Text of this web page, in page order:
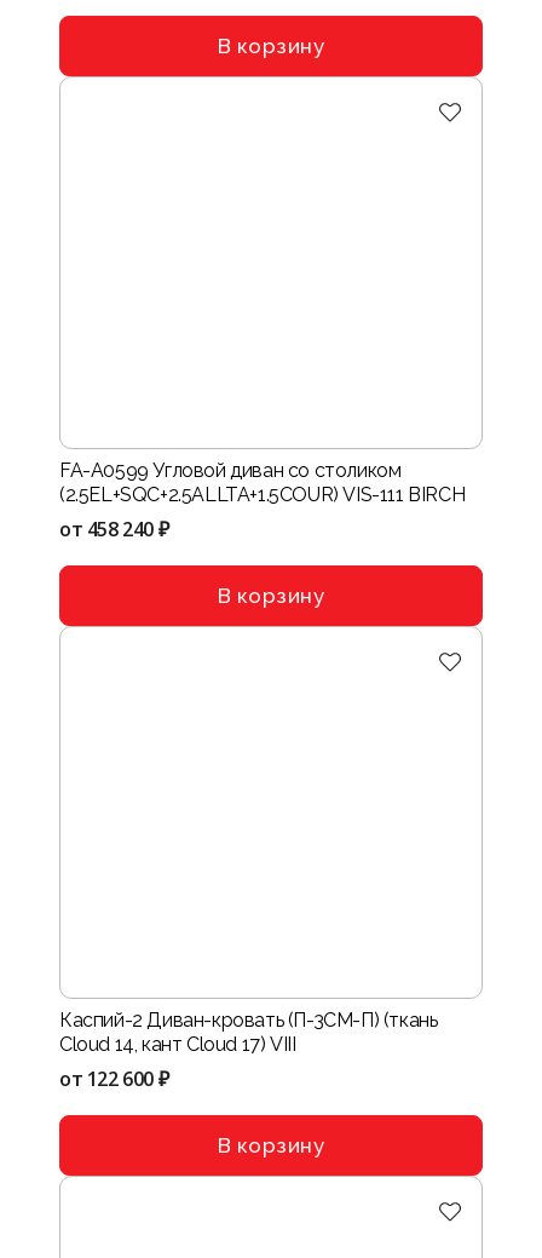
В корзину
FA-A0599 Угловой диван со столиком
(2.5EL+SQC+2.5ALLTA+1.5COUR) VIS-111 BIRCH
от 458 240 ₽
В корзину
Каспий-2 Диван-кровать (П-3СМ-П) (ткань
Cloud 14, кант Cloud 17) VIII
от 122 600 ₽
В корзину